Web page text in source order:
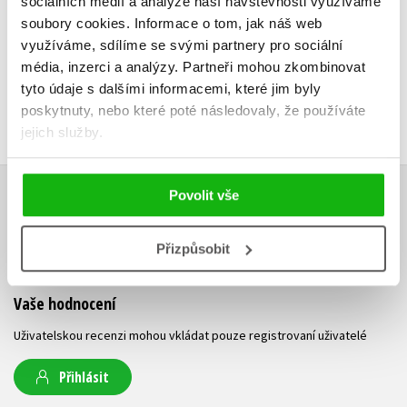
soubory cookies. Informace o tom, jak náš web
využíváme, sdílíme se svými partnery pro sociální
média, inzerci a analýzy. Partneři mohou zkombinovat
tyto údaje s dalšími informacemi, které jim byly
poskytnuty, nebo které poté následovaly, že používáte
jejich služby.
Povolit vše
Přizpůsobit
HODNOCENÍ ČTENÁŘŮ
V současné době nejsou vytvořena žádná uživatelská hodnocení.
Vaše hodnocení
Uživatelskou recenzi mohou vkládat pouze registrovaní uživatelé
Přihlásit